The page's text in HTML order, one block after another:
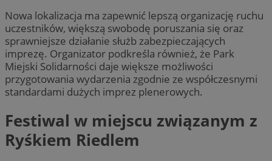
Nowa lokalizacja ma zapewnić lepszą organizację ruchu
uczestników, większą swobodę poruszania się oraz
sprawniejsze działanie służb zabezpieczających
imprezę. Organizator podkreśla również, że Park
Miejski Solidarności daje większe możliwości
przygotowania wydarzenia zgodnie ze współczesnymi
standardami dużych imprez plenerowych.
Festiwal w miejscu związanym z
Ryśkiem Riedlem